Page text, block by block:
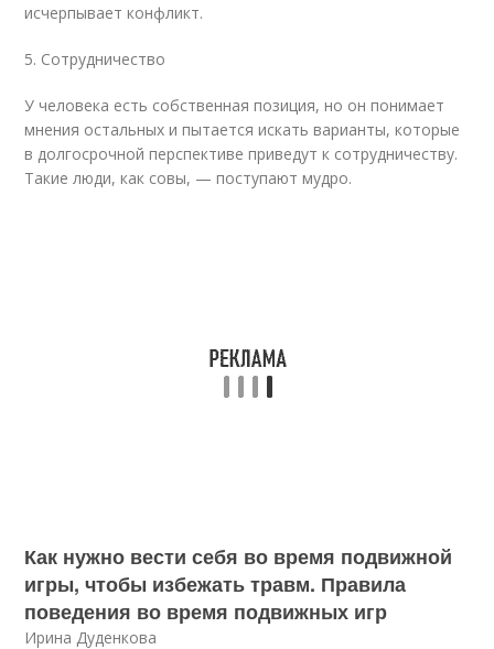
исчерпывает конфликт.
5. Сотрудничество
У человека есть собственная позиция, но он понимает
мнения остальных и пытается искать варианты, которые
в долгосрочной перспективе приведут к сотрудничеству.
Такие люди, как совы, — поступают мудро.
Как нужно вести себя во время подвижной
игры, чтобы избежать травм. Правила
поведения во время подвижных игр
Ирина Дуденкова